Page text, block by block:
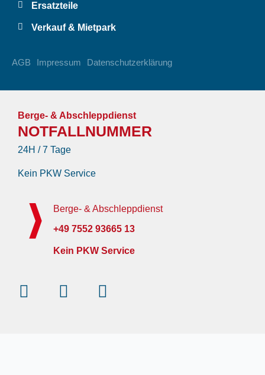
Ersatzteile
Verkauf & Mietpark
AGB Impressum Datenschutzerklärung
Berge- & Abschleppdienst
NOTFALLNUMMER
24H / 7 Tage
Kein PKW Service
Berge- & Abschleppdienst
+49 7552 93665 13
Kein PKW Service
InstagramFacebook-
f
Youtube